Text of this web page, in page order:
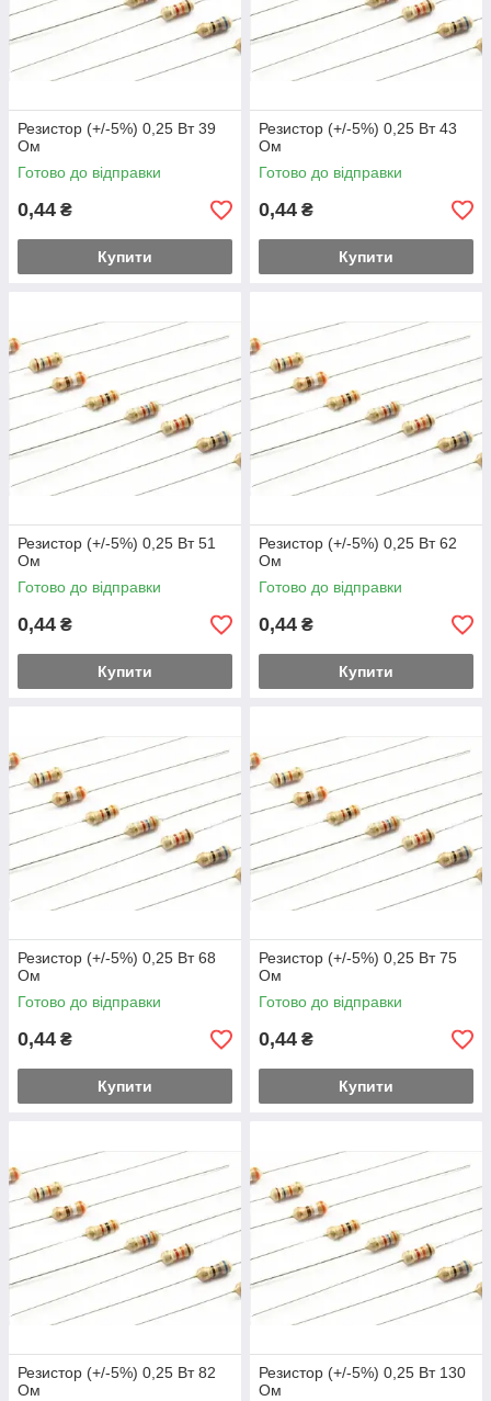
Резистор (+/-5%) 0,25 Вт 39
Ом
Готово до відправки
0,44 ₴
Купити
Резистор (+/-5%) 0,25 Вт 43
Ом
Готово до відправки
0,44 ₴
Купити
Резистор (+/-5%) 0,25 Вт 51
Ом
Готово до відправки
0,44 ₴
Купити
Резистор (+/-5%) 0,25 Вт 62
Ом
Готово до відправки
0,44 ₴
Купити
Резистор (+/-5%) 0,25 Вт 68
Ом
Готово до відправки
0,44 ₴
Купити
Резистор (+/-5%) 0,25 Вт 75
Ом
Готово до відправки
0,44 ₴
Купити
Резистор (+/-5%) 0,25 Вт 82
Ом
Резистор (+/-5%) 0,25 Вт 130
Ом